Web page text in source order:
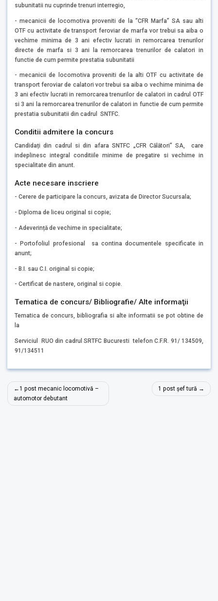
subunitatii nu cuprinde trenuri interregio,
- mecanicii de locomotiva proveniti de la “CFR Marfa” SA sau alti
OTF cu activitate de transport feroviar de marfa vor trebui sa aiba o
vechime minima de 3 ani efectiv lucrati in remorcarea trenurilor
directe de marfa si 3 ani la remorcarea trenurilor de calatori in
functie de cum permite prestatia subunitatii
- mecanicii de locomotiva proveniti de la alti OTF cu activitate de
transport feroviar de calatori vor trebui sa aiba o vechime minima de
3 ani efectiv lucrati in remorcarea trenurilor de calatori in cadrul OTF
si 3 ani la remorcarea trenurilor de calatori in functie de cum permite
prestatia subunitatii din cadrul SNTFC.
Conditii admitere la concurs
Candidați din cadrul si din afara SNTFC „CFR Călători” SA, care
indeplinesc integral conditiile minime de pregatire si vechime in
specialitate din anunt.
Acte necesare inscriere
- Cerere de participare la concurs, avizata de Director Sucursala;
- Diploma de liceu original si copie;
- Adeverință de vechime in specialitate;
- Portofoliul profesional sa contina documentele specificate in
anunt;
- B.I. sau C.I. original si copie;
- Certificat de nastere, original si copie.
Tematica de concurs/ Bibliografie/ Alte informaţii
Tematica de concurs, bibliografia si alte informatii se pot obtine de
la
Serviciul RUO din cadrul SRTFC Bucuresti telefon C.F.R. 91/ 134509,
91/134511
Navigare
în
1 post mecanic locomotivă –
automotor debutant
1 post șef tură